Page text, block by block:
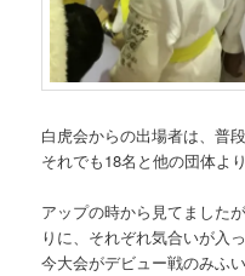
白虎会からの出場者は、普
それでも18名と他の団体よ
アップの時から見てました
りに、それぞれ気合いが入っ
今大会がデビュー戦のみふ